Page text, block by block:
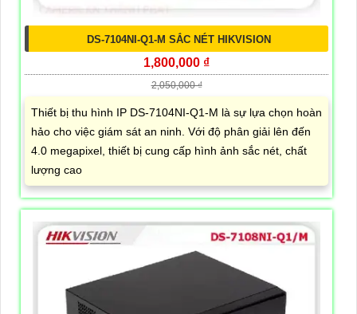
DS-7104NI-Q1-M SẮC NÉT HIKVISION
1,800,000 ₫
2,050,000 ₫
Thiết bị thu hình IP DS-7104NI-Q1-M là sự lựa chọn hoàn
hảo cho việc giám sát an ninh. Với độ phân giải lên đến
4.0 megapixel, thiết bị cung cấp hình ảnh sắc nét, chất
lượng cao